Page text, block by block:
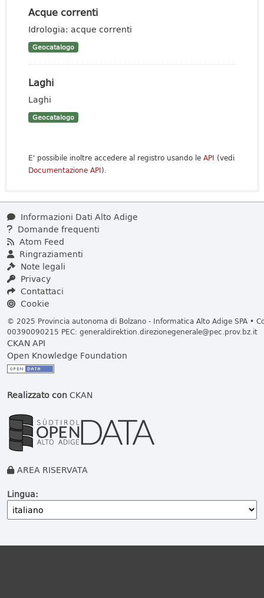
Acque correnti
Idrologia: acque correnti
Geocatalogo
Laghi
Laghi
Geocatalogo
E' possibile inoltre accedere al registro usando le API (vedi
Documentazione API).
Informazioni Dati Alto Adige
Domande frequenti
Atom Feed
Ringraziamenti
Note legali
Privacy
Contattaci
Cookie
© 2025 Provincia autonoma di Bolzano - Informatica Alto Adige SPA •
00390090215 PEC: generaldirektion.direzionegenerale@pec.prov.bz.it
CKAN API
Open Knowledge Foundation
Realizzato conCKAN
AREA RISERVATA
Lingua